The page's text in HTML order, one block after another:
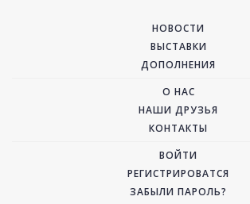
НОВОСТИ
ВЫСТАВКИ
ДОПОЛНЕНИЯ
О НАС
НАШИ ДРУЗЬЯ
КОНТАКТЫ
ВОЙТИ
РЕГИСТРИРОВАТСЯ
ЗАБЫЛИ ПАРОЛЬ?